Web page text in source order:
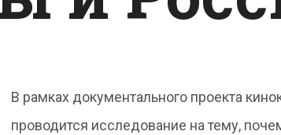
В рамках документального проекта
проводится исследование на тему,